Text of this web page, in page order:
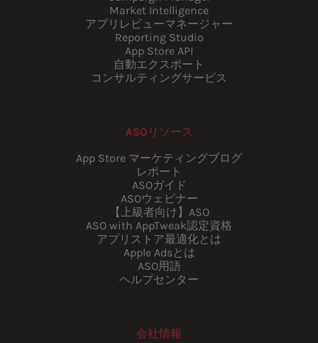
Market Intelligence
アプリレビューマネージャー
Reporting Studio
App Store API
自動エクスポート
コンサルティングサービス
ASOリソース
App Store マーケティングブログ
レポート
ASOガイド
ASOウェビナー
【上級者向け】ASO
ASO with AppTweak認定資格
アプリストア最適化とは
Apple Adsとは
ASO用語
ヘルプセンター
会社情報